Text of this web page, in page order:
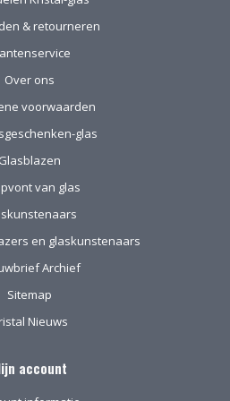
& retourneren
Over ons
voorwaarden
glas
Glasblazen
van glas
en glaskunstenaars
Archief
Sitemap
Nieuws
account